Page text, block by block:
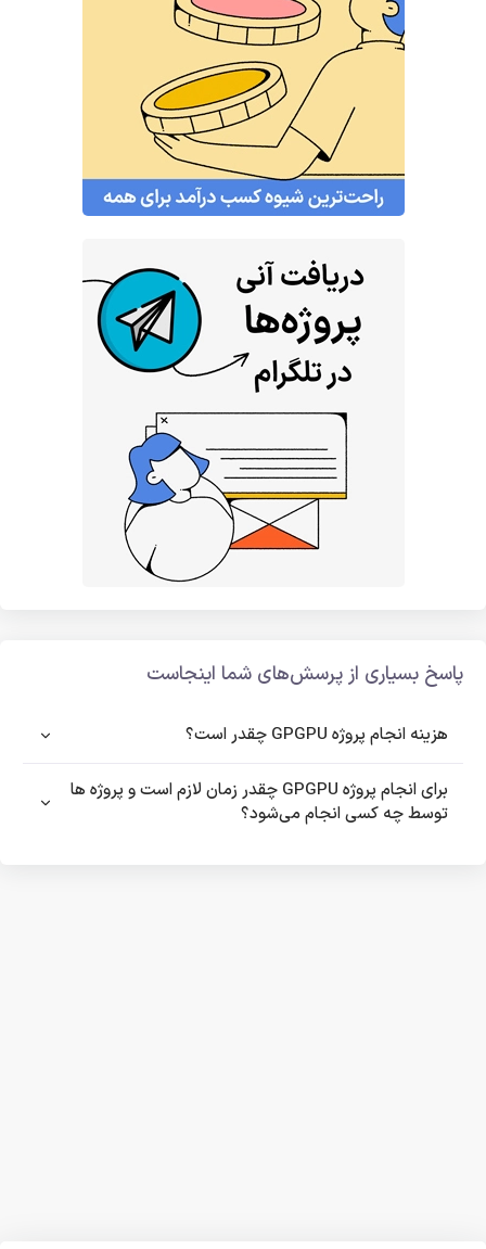
پاسخ بسیاری از پرسش‌های شما اینجاست
هزینه انجام پروژه GPGPU چقدر است؟
برای انجام پروژه GPGPU چقدر زمان لازم است و پروژه ها
توسط چه کسی انجام می‌شود؟